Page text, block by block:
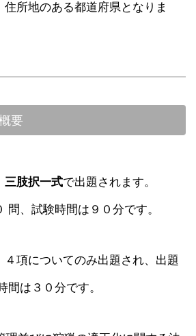
住所地のある都道府県となりま
要
三肢択一式で出題されます。
問、試験時間は９０分です。
項についてのみ出題され、出題
間は３０分です。